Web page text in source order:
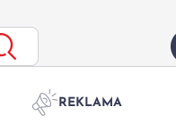
REKLAMA